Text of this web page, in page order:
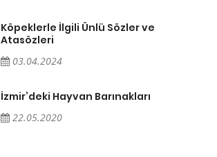
Köpeklerle İlgili Ünlü Sözler ve
Atasözleri
03.04.2024
İzmir’deki Hayvan Barınakları
22.05.2020